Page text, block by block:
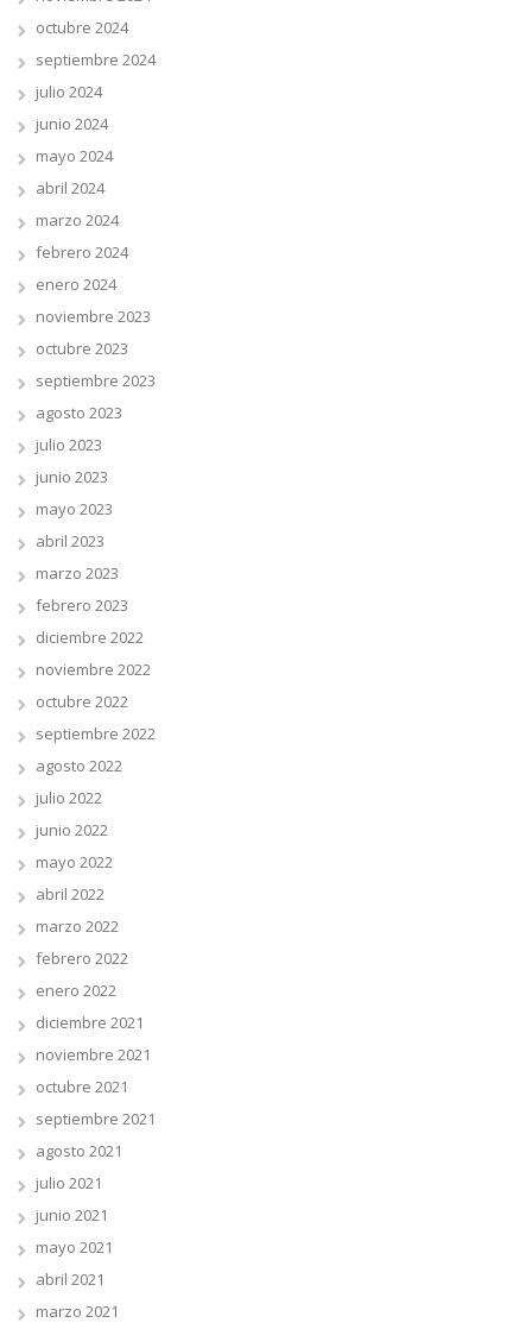
octubre 2024
septiembre 2024
julio 2024
junio 2024
mayo 2024
abril 2024
marzo 2024
febrero 2024
enero 2024
noviembre 2023
octubre 2023
septiembre 2023
agosto 2023
julio 2023
junio 2023
mayo 2023
abril 2023
marzo 2023
febrero 2023
diciembre 2022
noviembre 2022
octubre 2022
septiembre 2022
agosto 2022
julio 2022
junio 2022
mayo 2022
abril 2022
marzo 2022
febrero 2022
enero 2022
diciembre 2021
noviembre 2021
octubre 2021
septiembre 2021
agosto 2021
julio 2021
junio 2021
mayo 2021
abril 2021
marzo 2021